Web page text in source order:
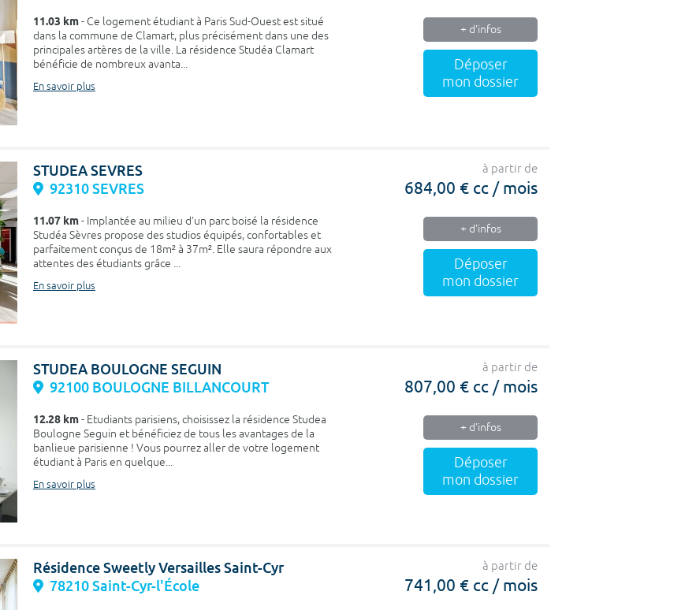
11.03 km- Ce logement étudiant à Paris Sud-Ouest est situé
dans la commune de Clamart, plus précisément dans une des
principales artères de la ville. La résidence Studéa Clamart
bénéficie de nombreux avanta...
En savoir plus
+ d'infos
Déposer
mon dossier
STUDEA SEVRES
92310 SEVRES
11.07 km- Implantée au milieu d'un parc boisé la résidence
Studéa Sèvres propose des studios équipés, confortables et
parfaitement conçus de 18m² à 37m². Elle saura répondre aux
attentes des étudiants grâce ...
En savoir plus
à partir de
684,00 € cc / mois
+ d'infos
Déposer
mon dossier
STUDEA BOULOGNE SEGUIN
92100 BOULOGNE BILLANCOURT
12.28 km- Etudiants parisiens, choisissez la résidence Studea
Boulogne Seguin et bénéficiez de tous les avantages de la
banlieue parisienne ! Vous pourrez aller de votre logement
étudiant à Paris en quelque...
En savoir plus
à partir de
807,00 € cc / mois
+ d'infos
Déposer
mon dossier
Résidence Sweetly Versailles Saint-Cyr
78210 Saint-Cyr-l'École
à partir de
741,00 € cc / mois